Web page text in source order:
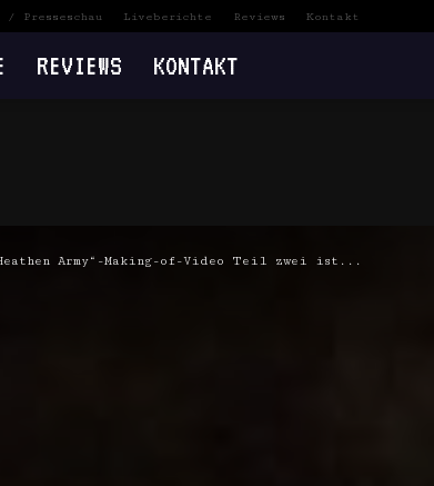
/ Presseschau Liveberichte Reviews Kontakt
REVIEWS KONTAKT
Heathen Army“-Making-of-Video Teil zwei ist...